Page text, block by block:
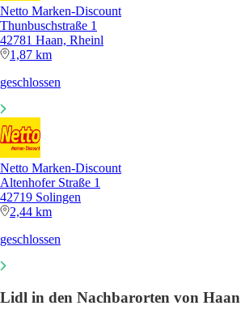
Netto Marken-Discount
Thunbuschstraße 1
42781 Haan, Rheinl
1,87 km
geschlossen
Netto Marken-Discount
Altenhofer Straße 1
42719 Solingen
2,44 km
geschlossen
Lidl in den Nachbarorten von Haan